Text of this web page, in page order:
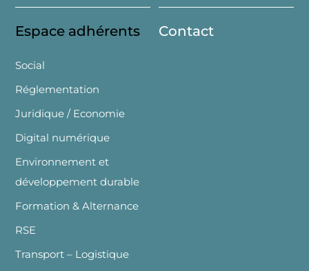
Espace adhérents
Social
Réglementation
Juridique / Economie
Digital numérique
Environnement et
développement durable
Formation & Alternance
RSE
Transport – Logistique
Contact